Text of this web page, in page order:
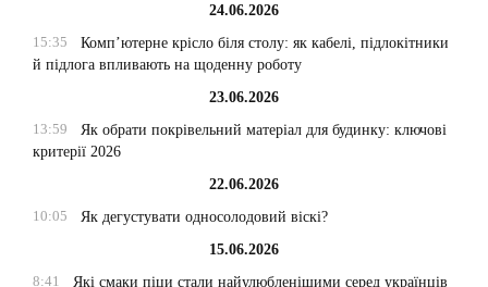
24.06.2026
15:35
Комп’ютерне крісло біля столу: як кабелі, підлокітники
й підлога впливають на щоденну роботу
23.06.2026
13:59
Як обрати покрівельний матеріал для будинку: ключові
критерії 2026
22.06.2026
10:05
Як дегустувати односолодовий віскі?
15.06.2026
8:41
Які смаки піци стали найулюбленішими серед українців